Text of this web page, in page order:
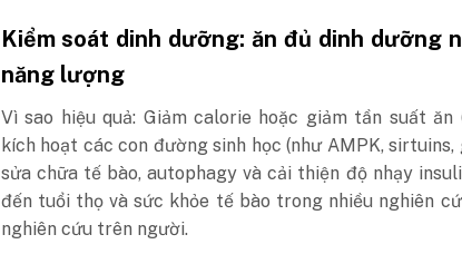
Kiểm soát dinh dưỡng: ăn đủ dinh dưỡng
năng lượng
Vì sao hiệu quả: Giảm calorie hoặc giảm tần suất
kích hoạt các con đường sinh học (như AMPK, sirtuins,
sửa chữa tế bào, autophagy và cải thiện độ nhạy
đến tuổi thọ và sức khỏe tế bào trong nhiều nghiên
nghiên cứu trên người.